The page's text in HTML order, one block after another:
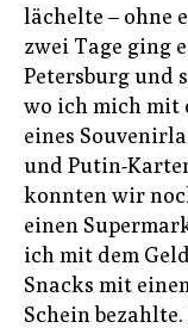
lächelte – ohne
zwei Tage ging
Petersburg und
wo ich mich mit
eines
und Putin-
konnten wir
einen
ich mit dem
Snacks mit
Schein